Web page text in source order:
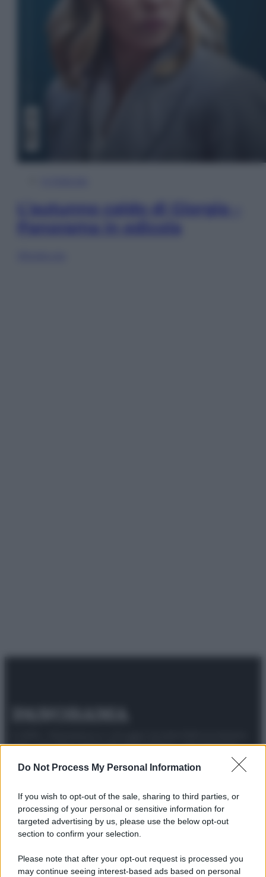
Do Not Process My Personal Information
If you wish to opt-out of the sale, sharing to third parties, or
processing of your personal or sensitive information for
targeted advertising by us, please use the below opt-out
section to confirm your selection.
Please note that after your opt-out request is processed you
may continue seeing interest-based ads based on personal
L’autunno caldo di Giorgia –
spa) – Via Vittor Pisani 28, 20124 Milano – riproduzione
Moda
Preferenze Privacy